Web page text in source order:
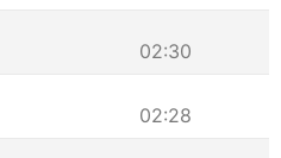
02:30
02:28